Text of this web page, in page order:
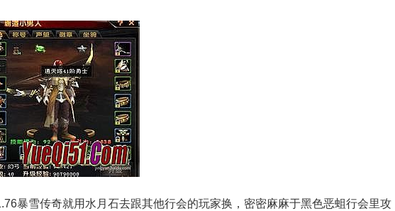
暴雪传奇就用水月石去跟其他行会的玩家换，密密麻麻于黑色恶蛆行会里攻